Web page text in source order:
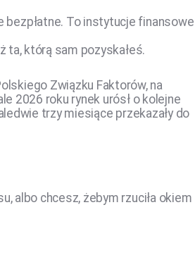
bezpłatne. To instytucje finansowe
ta, którą sam pozyskałeś.
Związku Faktorów, na
2026 roku rynek urósł o kolejne
trzy miesiące przekazały do
albo chcesz, żebym rzuciła okiem